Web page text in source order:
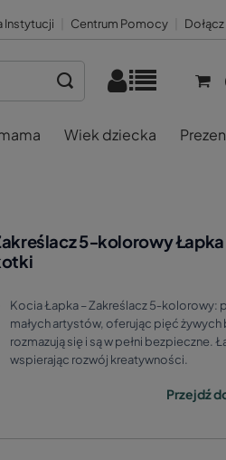
Instytucji Centrum Pomocy
Wiek dziecka
5‑kolorowy Łapka
Kocia Łapka – Zakreślacz 5‑kolorowy:
małych artystów, oferując pięć żywych
rozmazują się i są w pełni bezpieczne.
wspierając rozwój kreatywności.
Przejdź